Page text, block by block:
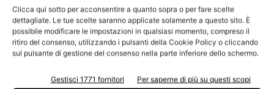
Clicca qui sotto per acconsentire a quanto sopra o per fare scelte
dettagliate. Le tue scelte saranno applicate solamente a questo sito. È
possibile modificare le impostazioni in qualsiasi momento, compreso il
ritiro del consenso, utilizzando i pulsanti della Cookie Policy o cliccando
sul pulsante di gestione del consenso nella parte inferiore dello schermo.
Gestisci 1771 fornitori Per saperne di più su questi scopi
AFT lancia MaxPulping: nuovo sistema
per il trattamento delle fibre riciclate
innovativo di Qwarzo per l’emergenza